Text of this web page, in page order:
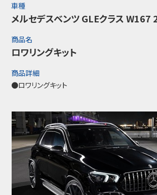
車種
メルセデスベンツ GLEクラス W167
商品名
ロワリングキット
商品詳細
●ロワリングキット